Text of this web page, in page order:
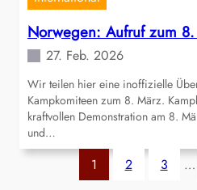
Norwegen: Aufruf zum
27. Feb. 2026
Wir teilen hier eine inoffizielle
Kampkomiteen zum 8. März.
kraftvollen Demonstration am 8.
und…
1 2 3 …